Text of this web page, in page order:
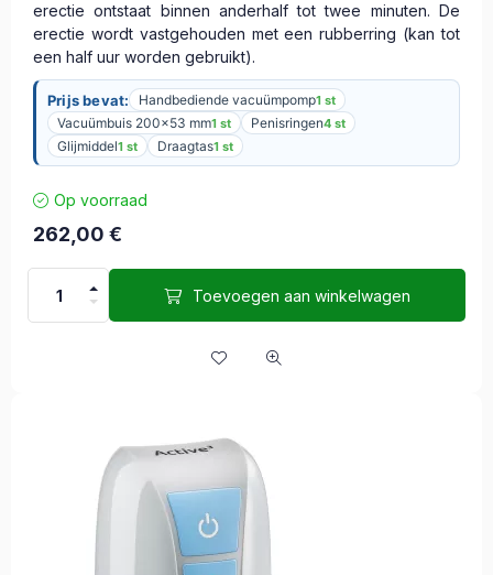
erectie ontstaat binnen anderhalf tot twee minuten. De
erectie wordt vastgehouden met een rubberring (kan tot
een half uur worden gebruikt).
Prijs bevat: Handbediende vacuümpomp1 st
Vacuümbuis 200x53 mm1 st Penisringen4 st
Glijmiddel1 st Draagtas1 st
Op voorraad
262,00 €
Toevoegen aan winkelwagen